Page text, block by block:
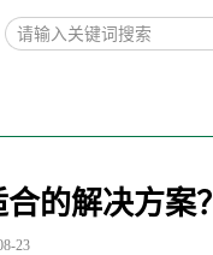
的解决方案？
23